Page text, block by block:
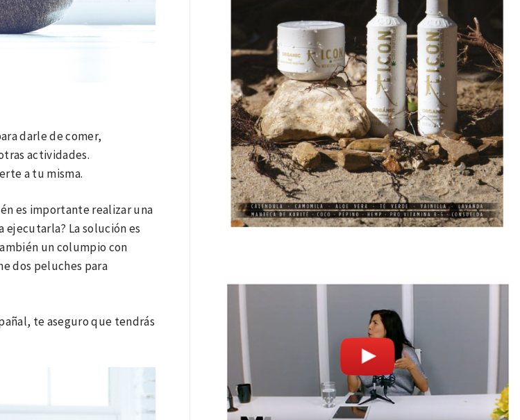
darle de comer,
actividades.
a tu misma.
es importante realizar una
La solución es
un columpio con
dos peluches para
te aseguro que tendrás